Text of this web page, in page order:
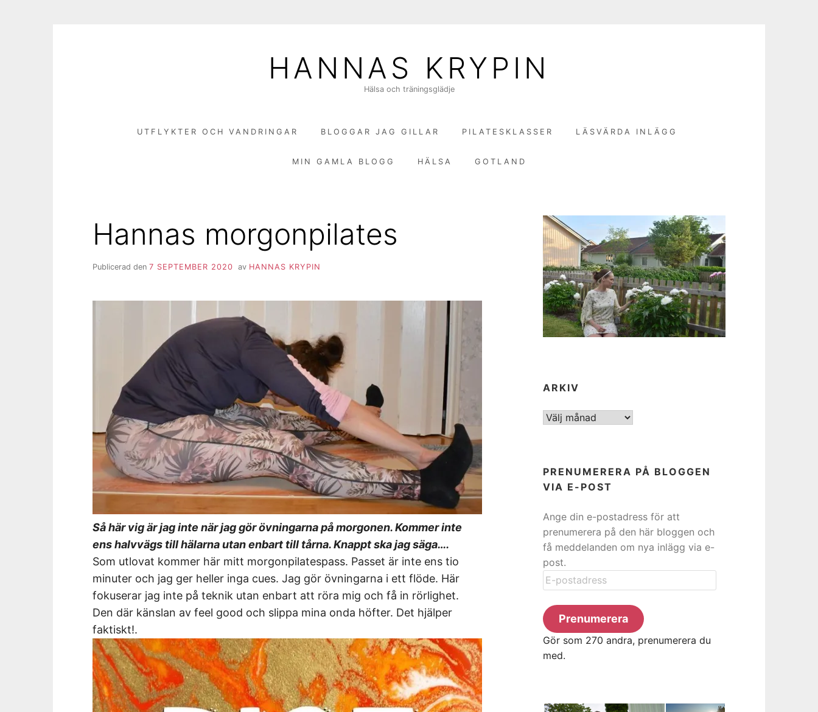
HANNAS KRYPIN
Hälsa och träningsglädje
UTFLYKTER OCH VANDRINGAR BLOGGAR JAG GILLAR PILATESKLASSER LÄSVÄRDA INLÄGG
MIN GAMLA BLOGG HÄLSA GOTLAND
Hannas morgonpilates
Publicerad den 7 SEPTEMBER 2020 av HANNAS KRYPIN
Så här vig är jag inte när jag gör övningarna på morgonen. Kommer inte
ens halvvägs till hälarna utan enbart till tårna. Knappt ska jag säga….
Som utlovat kommer här mitt morgonpilatespass. Passet är inte ens tio
minuter och jag ger heller inga cues. Jag gör övningarna i ett flöde. Här
fokuserar jag inte på teknik utan enbart att röra mig och få in rörlighet.
Den där känslan av feel good och slippa mina onda höfter. Det hjälper
faktiskt!.
ARKIV
ARKIV
PRENUMERERA PÅ BLOGGEN
VIA E-POST
Ange din e-postadress för att
prenumerera på den här bloggen och
få meddelanden om nya inlägg via e-
post.
E-
postadress
Prenumerera
Gör som 270 andra, prenumerera du
med.